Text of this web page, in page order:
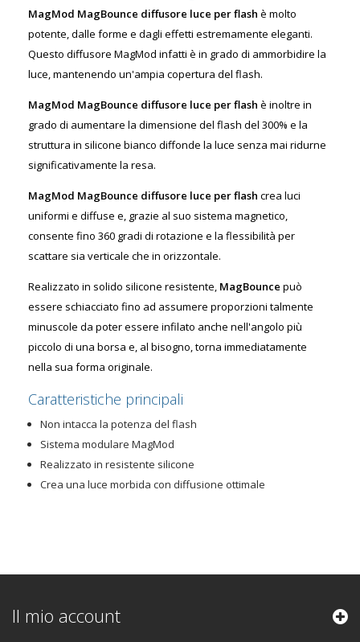
MagMod MagBounce diffusore luce per flash è molto
potente, dalle forme e dagli effetti estremamente eleganti.
Questo diffusore MagMod infatti è in grado di ammorbidire la
luce, mantenendo un'ampia copertura del flash.
MagMod MagBounce diffusore luce per flash è inoltre in
grado di aumentare la dimensione del flash del 300% e la
struttura in silicone bianco diffonde la luce senza mai ridurne
significativamente la resa.
MagMod MagBounce diffusore luce per flash crea luci
uniformi e diffuse e, grazie al suo sistema magnetico,
consente fino 360 gradi di rotazione e la flessibilità per
scattare sia verticale che in orizzontale.
Realizzato in solido silicone resistente, MagBounce può
essere schiacciato fino ad assumere proporzioni talmente
minuscole da poter essere infilato anche nell'angolo più
piccolo di una borsa e, al bisogno, torna immediatamente
nella sua forma originale.
Caratteristiche principali
Non intacca la potenza del flash
Sistema modulare MagMod
Realizzato in resistente silicone
Crea una luce morbida con diffusione ottimale
Il mio account